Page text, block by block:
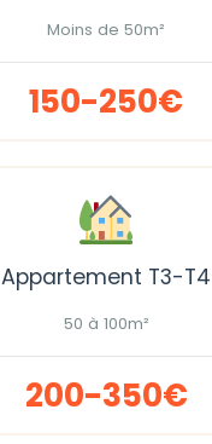
Moins de 50m²
150-250€
Appartement T3-T4
50 à 100m²
200-350€